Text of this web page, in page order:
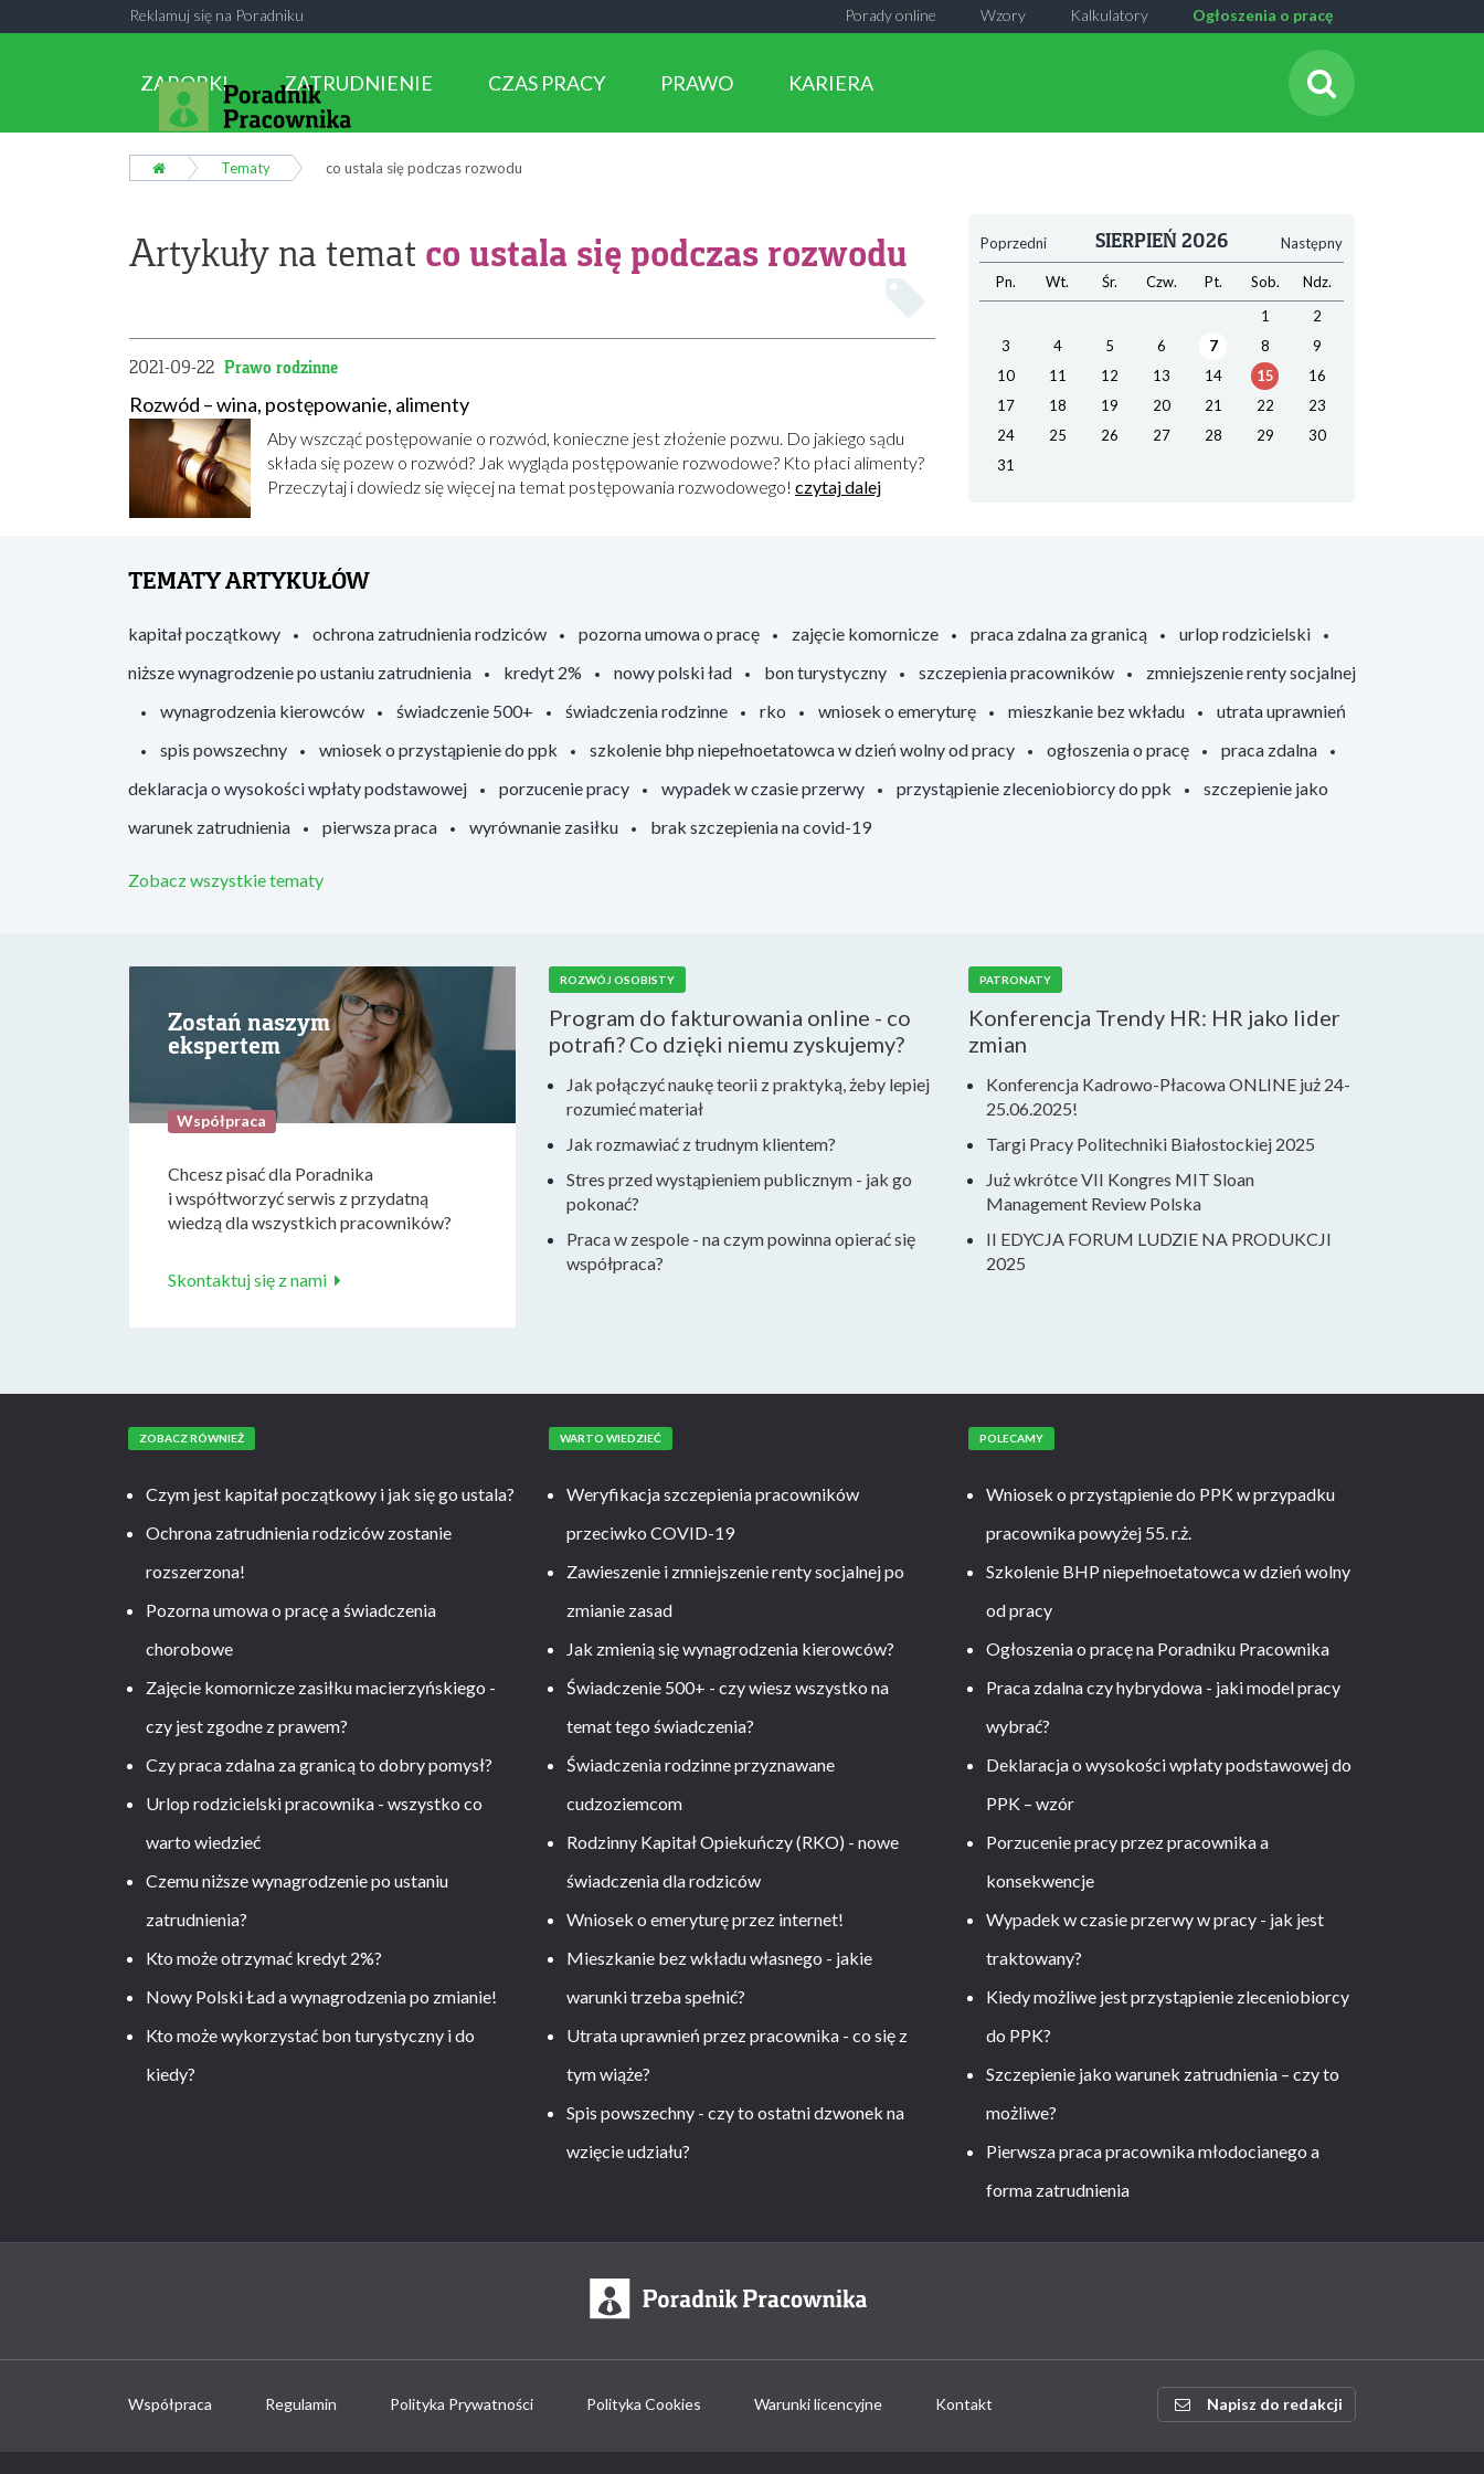
Reklamuj się na Poradniku Ogłoszenia o pracę
Kalkulatory
Wzory
Porady online
ZAROBKI ZATRUDNIENIE CZAS PRACY PRAWO KARIERA
Tematy co ustala się podczas rozwodu
Artykuły na temat co ustala się podczas rozwodu
2021-09-22 Prawo rodzinne
Rozwód – wina, postępowanie, alimenty
Aby wszcząć postępowanie o rozwód, konieczne jest złożenie pozwu. Do jakiego sądu
składa się pozew o rozwód? Jak wygląda postępowanie rozwodowe? Kto płaci alimenty?
Przeczytaj i dowiedz się więcej na temat postępowania rozwodowego! czytaj dalej
Poprzedni Następny
SIERPIEŃ 2026
Pn. Wt. Śr. Czw. Pt. Sob.
Ndz.
1
2
3
4 5 6 7 8
9
10
11 12 13 14 15
16
17
18 19 20 21 22
23
24
25 26 27 28 29
30
31
TEMATY ARTYKUŁÓW
kapitał początkowy ochrona zatrudnienia rodziców pozorna umowa o pracę zajęcie komornicze praca zdalna za granicą
urlop rodzicielski
niższe wynagrodzenie po ustaniu zatrudnienia
kredyt 2% nowy polski ład bon turystyczny szczepienia pracowników
zmniejszenie renty socjalnej
wynagrodzenia kierowców
świadczenie 500+ świadczenia rodzinne rko wniosek o emeryturę mieszkanie bez wkładu
utrata uprawnień
spis powszechny
wniosek o przystąpienie do ppk szkolenie bhp niepełnoetatowca w dzień wolny od pracy ogłoszenia o pracę
praca zdalna
deklaracja o wysokości wpłaty podstawowej
porzucenie pracy wypadek w czasie przerwy przystąpienie zleceniobiorcy do ppk
szczepienie jako
warunek zatrudnienia
pierwsza praca wyrównanie zasiłku brak szczepienia na covid-19
Zobacz wszystkie tematy
Zostań naszym
ekspertem
Współpraca
Chcesz pisać dla Poradnika
i współtworzyć serwis z przydatną
wiedzą dla wszystkich pracowników?
Skontaktuj się z nami
ROZWÓJ OSOBISTY
Program do fakturowania online - co
potrafi? Co dzięki niemu zyskujemy?
Jak połączyć naukę teorii z praktyką, żeby lepiej
rozumieć materiał
Jak rozmawiać z trudnym klientem?
Stres przed wystąpieniem publicznym - jak go
pokonać?
Praca w zespole - na czym powinna opierać się
współpraca?
PATRONATY
Konferencja Trendy HR: HR jako lider
zmian
Konferencja Kadrowo-Płacowa ONLINE już 24-
25.06.2025!
Targi Pracy Politechniki Białostockiej 2025
Już wkrótce VII Kongres MIT Sloan
Management Review Polska
II EDYCJA FORUM LUDZIE NA PRODUKCJI
2025
ZOBACZ RÓWNIEŻ
Czym jest kapitał początkowy i jak się go ustala?
Ochrona zatrudnienia rodziców zostanie
rozszerzona!
Pozorna umowa o pracę a świadczenia
chorobowe
Zajęcie komornicze zasiłku macierzyńskiego -
czy jest zgodne z prawem?
Czy praca zdalna za granicą to dobry pomysł?
Urlop rodzicielski pracownika - wszystko co
warto wiedzieć
Czemu niższe wynagrodzenie po ustaniu
zatrudnienia?
Kto może otrzymać kredyt 2%?
Nowy Polski Ład a wynagrodzenia po zmianie!
Kto może wykorzystać bon turystyczny i do
kiedy?
WARTO WIEDZIEĆ
Weryfikacja szczepienia pracowników
przeciwko COVID-19
Zawieszenie i zmniejszenie renty socjalnej po
zmianie zasad
Jak zmienią się wynagrodzenia kierowców?
Świadczenie 500+ - czy wiesz wszystko na
temat tego świadczenia?
Świadczenia rodzinne przyznawane
cudzoziemcom
Rodzinny Kapitał Opiekuńczy (RKO) - nowe
świadczenia dla rodziców
Wniosek o emeryturę przez internet!
Mieszkanie bez wkładu własnego - jakie
warunki trzeba spełnić?
Utrata uprawnień przez pracownika - co się z
tym wiąże?
Spis powszechny - czy to ostatni dzwonek na
wzięcie udziału?
POLECAMY
Wniosek o przystąpienie do PPK w przypadku
pracownika powyżej 55. r.ż.
Szkolenie BHP niepełnoetatowca w dzień wolny
od pracy
Ogłoszenia o pracę na Poradniku Pracownika
Praca zdalna czy hybrydowa - jaki model pracy
wybrać?
Deklaracja o wysokości wpłaty podstawowej do
PPK – wzór
Porzucenie pracy przez pracownika a
konsekwencje
Wypadek w czasie przerwy w pracy - jak jest
traktowany?
Kiedy możliwe jest przystąpienie zleceniobiorcy
do PPK?
Szczepienie jako warunek zatrudnienia – czy to
możliwe?
Pierwsza praca pracownika młodocianego a
forma zatrudnienia
Współpraca Regulamin Polityka Prywatności Polityka Cookies Warunki licencyjne Kontakt Napisz do redakcji